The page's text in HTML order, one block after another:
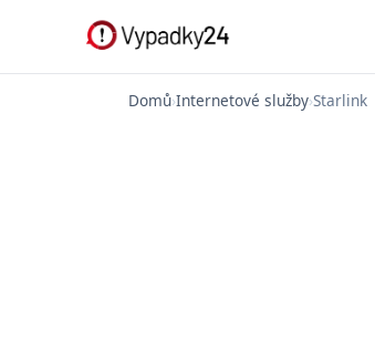
Domů›Internetové služby›Starlink